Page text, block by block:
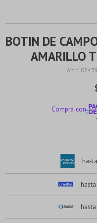
BOTIN DE
AMARILLO
Comprá con